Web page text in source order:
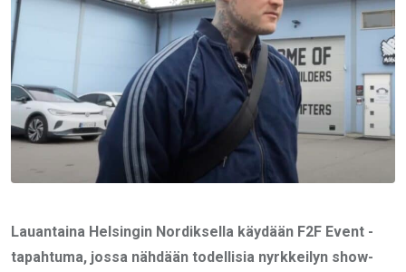
Lauantaina Helsingin Nordiksella käydään F2F Event -
tapahtuma, jossa nähdään todellisia nyrkkeilyn show-